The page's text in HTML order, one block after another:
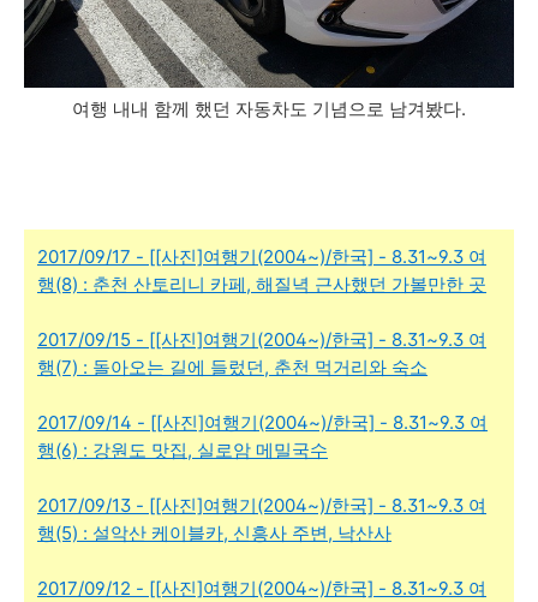
여행 내내 함께 했던 자동차도 기념으로 남겨봤다.
2017/09/17 - [[사진]여행기(2004~)/한국] - 8.31~9.3 여
행(8) : 춘천 산토리니 카페, 해질녁 근사했던 가볼만한 곳
2017/09/15 - [[사진]여행기(2004~)/한국] - 8.31~9.3 여
행(7) : 돌아오는 길에 들렀던, 춘천 먹거리와 숙소
2017/09/14 - [[사진]여행기(2004~)/한국] - 8.31~9.3 여
행(6) : 강원도 맛집, 실로암 메밀국수
2017/09/13 - [[사진]여행기(2004~)/한국] - 8.31~9.3 여
행(5) : 설악산 케이블카, 신흥사 주변, 낙산사
2017/09/12 - [[사진]여행기(2004~)/한국] - 8.31~9.3 여